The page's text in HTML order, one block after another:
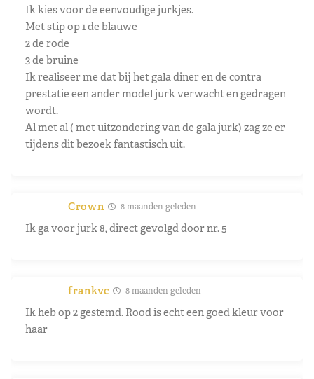
Ik kies voor de eenvoudige jurkjes.
Met stip op 1 de blauwe
2 de rode
3 de bruine
Ik realiseer me dat bij het gala diner en de contra
prestatie een ander model jurk verwacht en gedragen
wordt.
Al met al ( met uitzondering van de gala jurk) zag ze er
tijdens dit bezoek fantastisch uit.
Crown 8 maanden geleden
Ik ga voor jurk 8, direct gevolgd door nr. 5
frankvc 8 maanden geleden
Ik heb op 2 gestemd. Rood is echt een goed kleur voor
haar